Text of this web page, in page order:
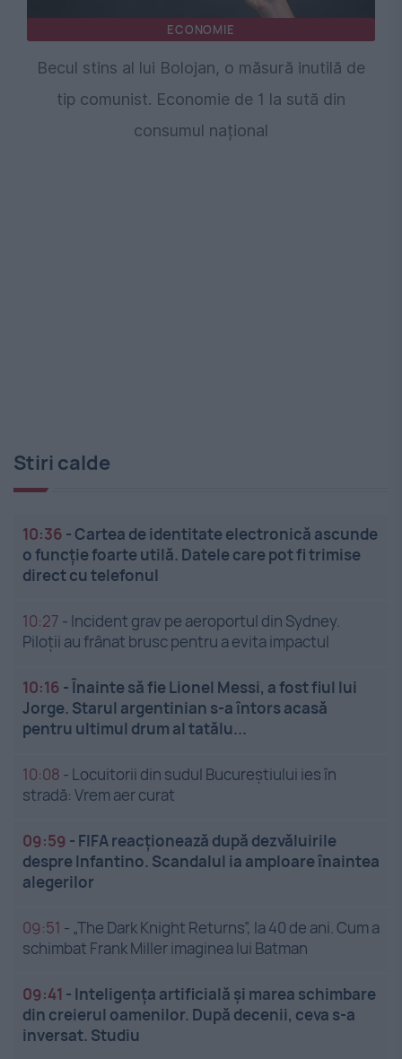
ECONOMIE
Becul stins al lui Bolojan, o măsură inutilă de
tip comunist. Economie de 1 la sută din
consumul național
Stiri calde
10:36 -Cartea de identitate electronică ascunde
o funcție foarte utilă. Datele care pot fi trimise
direct cu telefonul
10:27 - Incident grav pe aeroportul din Sydney.
Piloții au frânat brusc pentru a evita impactul
10:16 -Înainte să fie Lionel Messi, a fost fiul lui
Jorge. Starul argentinian s-a întors acasă
pentru ultimul drum al tatălu...
10:08 - Locuitorii din sudul Bucureștiului ies în
stradă: Vrem aer curat
09:59 - FIFA reacționează după dezvăluirile
despre Infantino. Scandalul ia amploare înaintea
alegerilor
09:51 - „The Dark Knight Returns”, la 40 de ani. Cum a
schimbat Frank Miller imaginea lui Batman
09:41 - Inteligența artificială și marea schimbare
din creierul oamenilor. După decenii, ceva s-a
inversat. Studiu